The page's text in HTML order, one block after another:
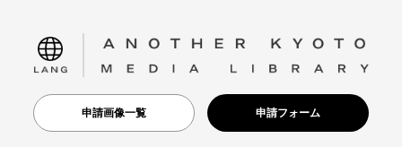
language
申請画像一覧 申請フォーム